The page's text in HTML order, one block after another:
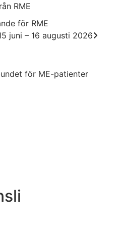
RME
för RME
juni – 16 augusti 2026